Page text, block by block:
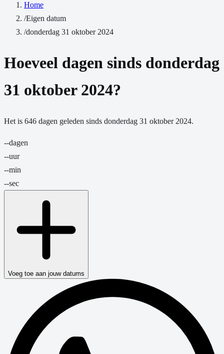
Home
/Eigen datum
/donderdag 31 oktober 2024
Hoeveel dagen sinds donderdag
31 oktober 2024?
Het is 646 dagen geleden sinds donderdag 31 oktober 2024.
--dagen
--uur
--min
--sec
Voeg toe aan jouw datums